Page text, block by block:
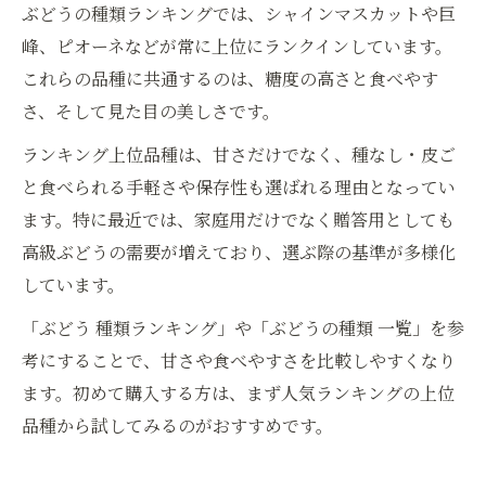
ぶどうの種類ランキングでは、シャインマスカットや巨
峰、ピオーネなどが常に上位にランクインしています。
これらの品種に共通するのは、糖度の高さと食べやす
さ、そして見た目の美しさです。
ランキング上位品種は、甘さだけでなく、種なし・皮ご
と食べられる手軽さや保存性も選ばれる理由となってい
ます。特に最近では、家庭用だけでなく贈答用としても
高級ぶどうの需要が増えており、選ぶ際の基準が多様化
しています。
「ぶどう 種類ランキング」や「ぶどうの種類 一覧」を参
考にすることで、甘さや食べやすさを比較しやすくなり
ます。初めて購入する方は、まず人気ランキングの上位
品種から試してみるのがおすすめです。